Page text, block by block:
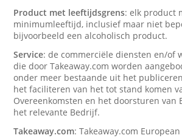
Product met leeftijdsgrens: elk product
minimumleeftijd, inclusief maar niet
bijvoorbeeld een alcoholisch product.
Service: de commerciële diensten en/of
die door Takeaway.com worden
onder meer bestaande uit het
het faciliteren van het tot stand komen
Overeenkomsten en het doorsturen van
het relevante Bedrijf.
Takeaway.com: Takeaway.com